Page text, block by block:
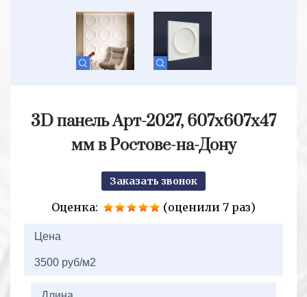
3D панель Арт-2027, 607х607х47
мм в Ростове-на-Дону
Заказать звонок
Оценка:
(оценили 7 раз)
Цена
3500 руб/м2